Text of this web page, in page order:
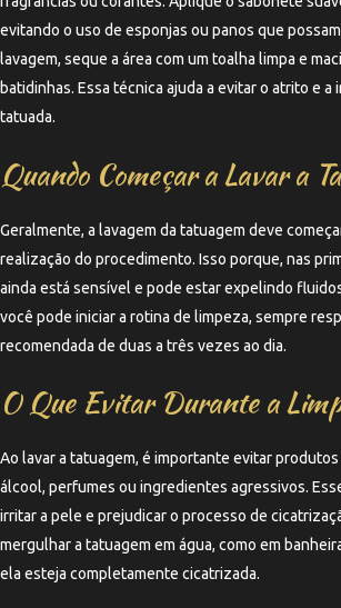
evitando o uso de esponjas ou panos que
lavagem, seque a área com um toalha limpa e
batidinhas. Essa técnica ajuda a evitar o atrito e a
tatuada.
Quando Começar a Lavar a
Geralmente, a lavagem da tatuagem deve
realização do procedimento. Isso porque, nas
ainda está sensível e pode estar expelindo
você pode iniciar a rotina de limpeza, sempre
recomendada de duas a três vezes ao dia.
O Que Evitar Durante a
Ao lavar a tatuagem, é importante evitar
álcool, perfumes ou ingredientes agressivos.
irritar a pele e prejudicar o processo de
mergulhar a tatuagem em água, como em
ela esteja completamente cicatrizada.